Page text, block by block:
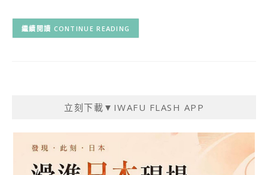
CONTINUE READING
立刻下載▼IWAFU FLASH APP